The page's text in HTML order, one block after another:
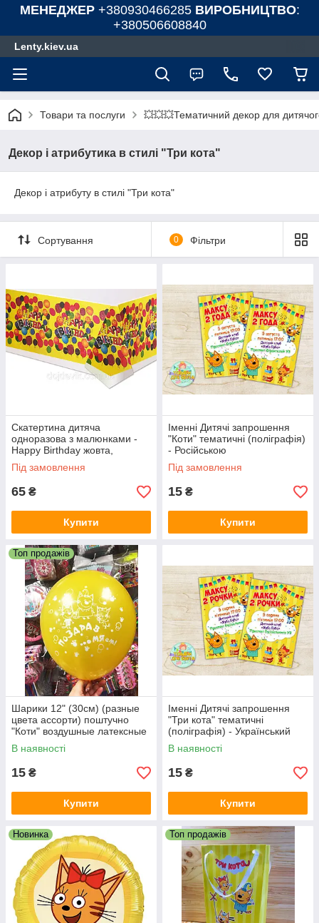
МЕНЕДЖЕР +380930466285 ВИРОБНИЦТВО:
+380506608840
Lenty.kiev.ua
Товари та послуги 💥💥💥Тематичний декор для
Декор і атрибутика в стилі "Три кота"
Декор і атрибуту в стилі "Три кота"
Сортування 0 Фільтри
Скатертина дитяча
одноразова з малюнками -
Happy Birthday жовта,
Жовтий
Під замовлення
65 ₴
Купити
Іменні Дитячі запрошення
"Коти" тематичні (поліграфія)
- Російською
Під замовлення
15 ₴
Купити
Топ продажів
Шарики 12" (30см) (разные
цвета ассорти) поштучно
"Коти" воздушные латексные
с рисунком
В наявності
15 ₴
Купити
Іменні Дитячі запрошення
"Три кота" тематичні
(поліграфія) - Український
В наявності
15 ₴
Купити
Новинка Топ продажів